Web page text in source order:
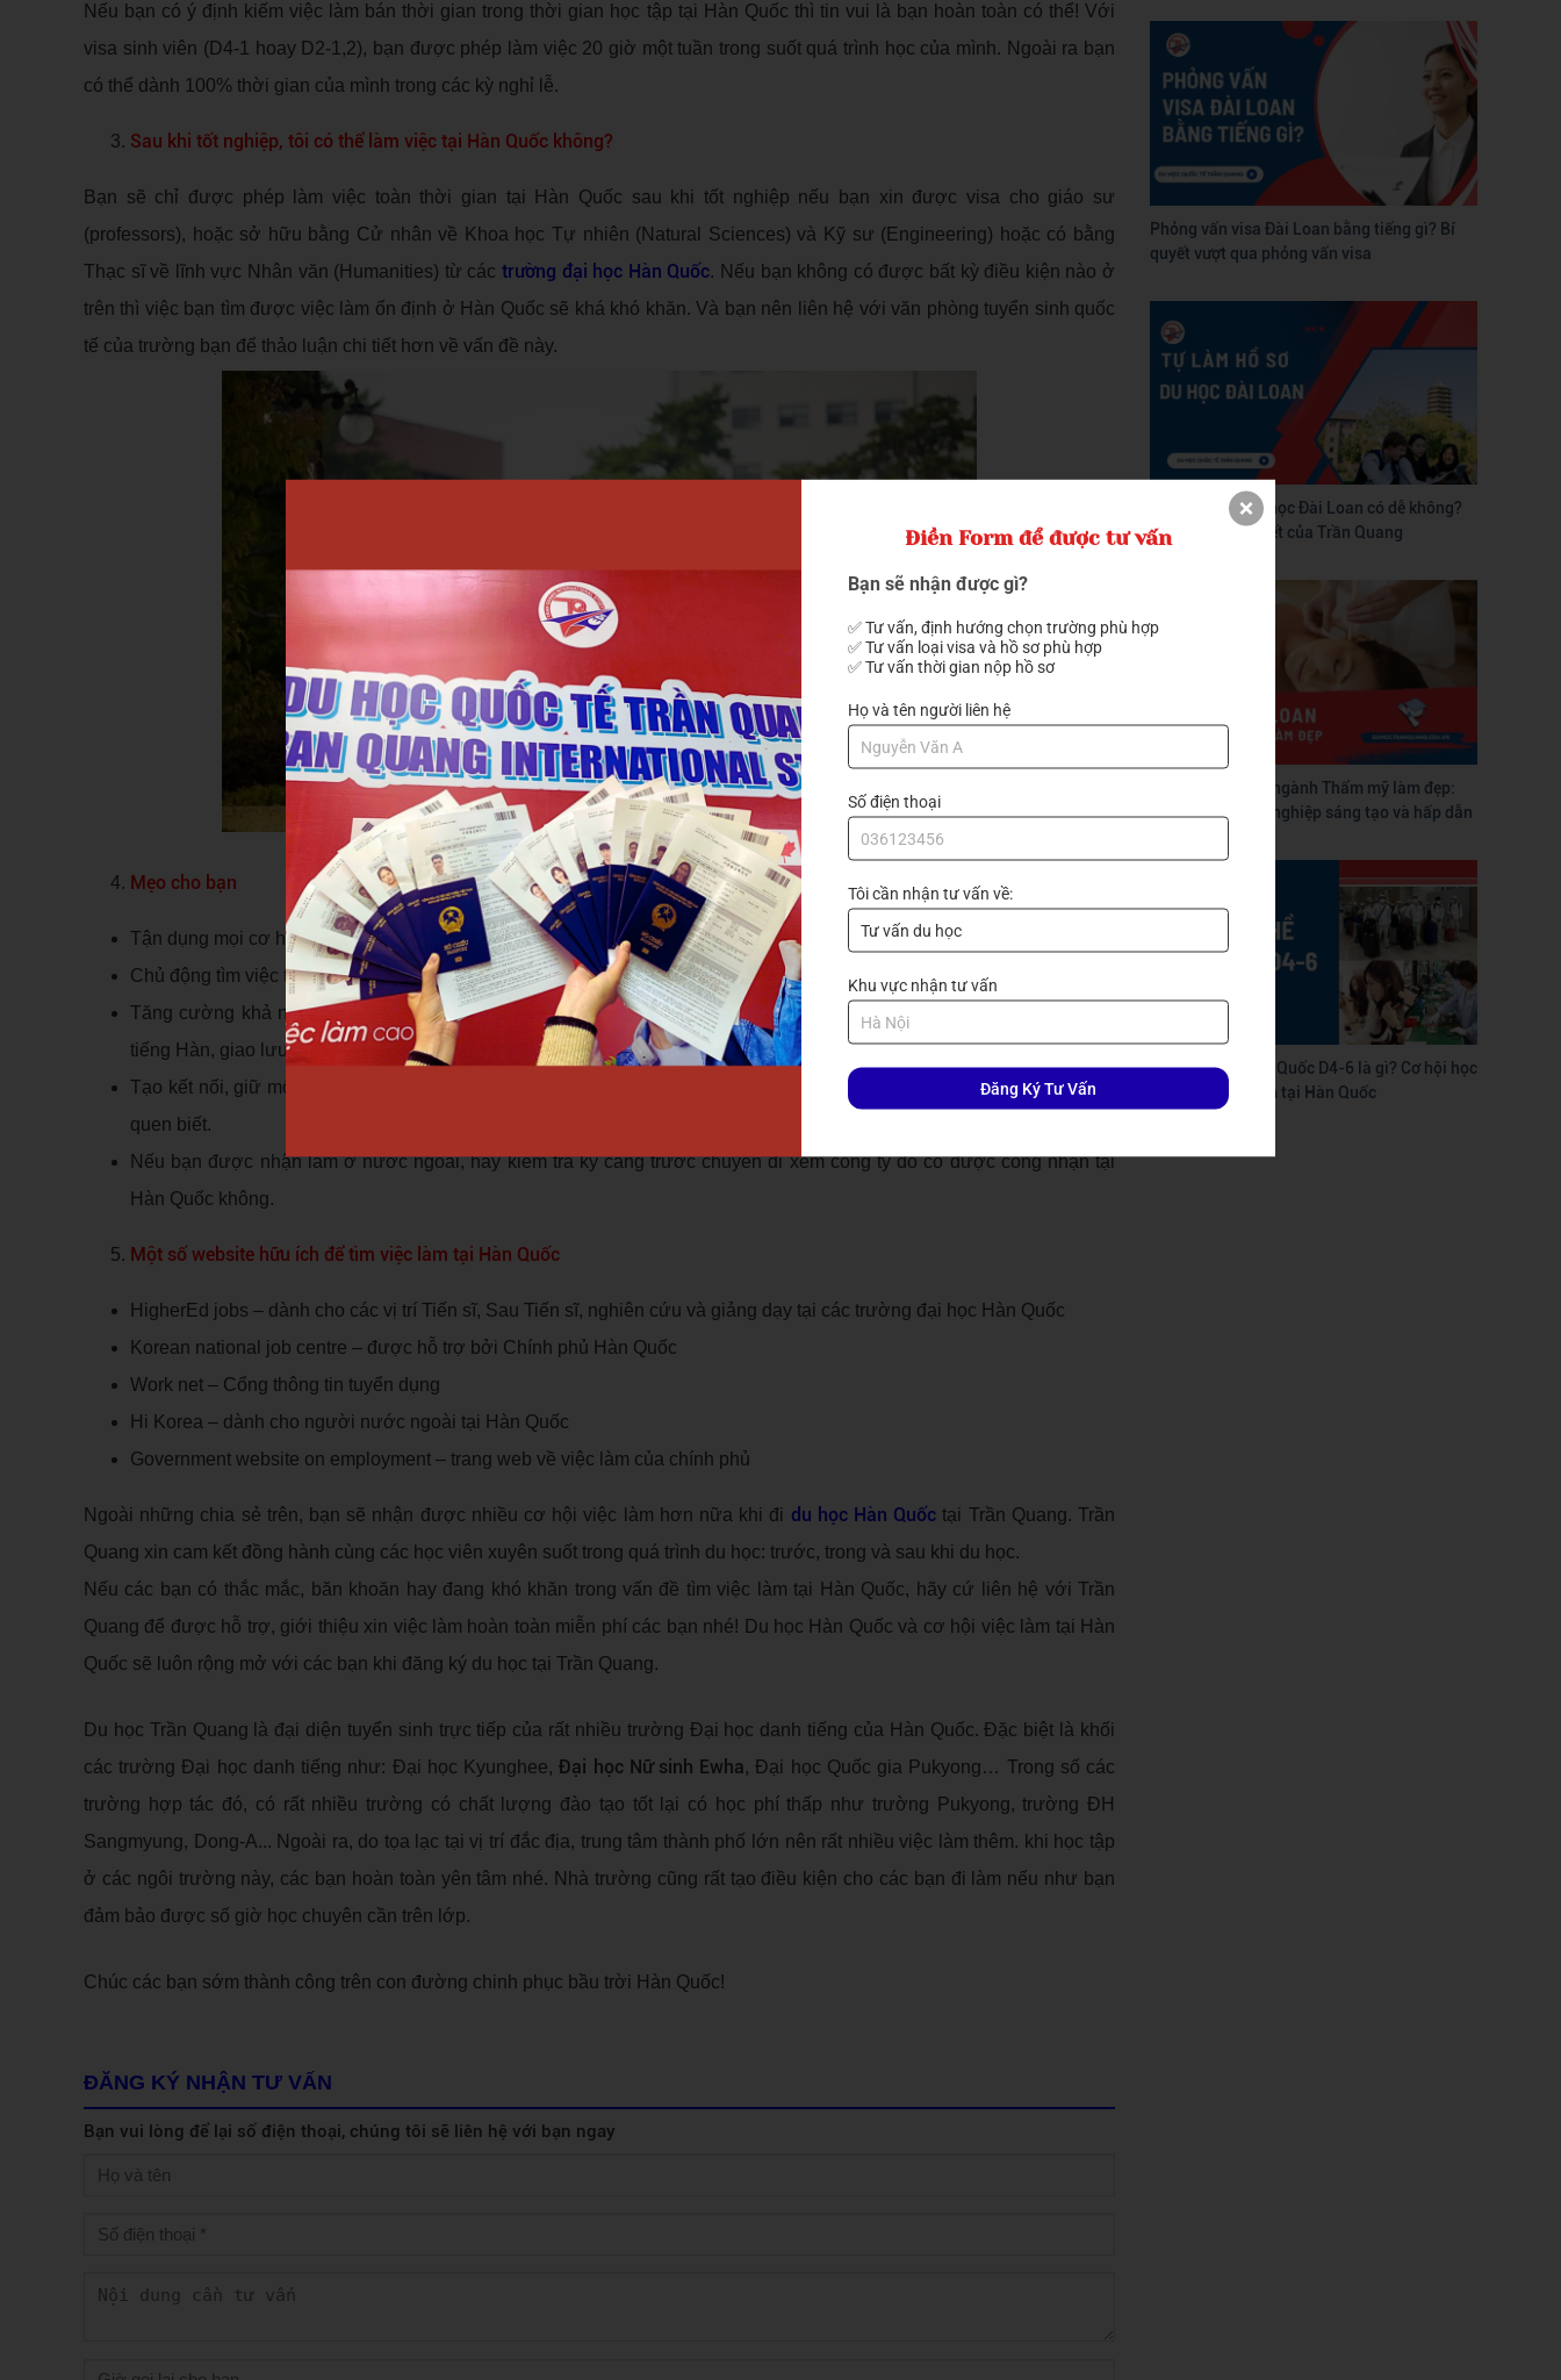
Nếu bạn có ý định kiếm việc làm bán thời gian trong thời gian học tập tại Hàn Quốc thì tin vui là bạn hoàn toàn có thể! Với
visa sinh viên (D4-1 hoay D2-1,2), bạn được phép làm việc 20 giờ một tuần trong suốt quá trình học của mình. Ngoài ra bạn
có thể dành 100% thời gian của mình trong các kỳ nghỉ lễ.
Sau khi tốt nghiệp, tôi có thể làm việc tại Hàn Quốc không?
Bạn sẽ chỉ được phép làm việc toàn thời gian tại Hàn Quốc sau khi tốt nghiệp nếu bạn xin được visa cho giáo sư
(professors), hoặc sở hữu bằng Cử nhân về Khoa học Tự nhiên (Natural Sciences) và Kỹ sư (Engineering) hoặc có bằng
Thạc sĩ về lĩnh vực Nhân văn (Humanities) từ các trường đại học Hàn Quốc. Nếu bạn không có được bất kỳ điều kiện nào ở
trên thì việc bạn tìm được việc làm ổn định ở Hàn Quốc sẽ khá khó khăn. Và bạn nên liên hệ với văn phòng tuyển sinh quốc
tế của trường bạn để thảo luận chi tiết hơn về vấn đề này.
Mẹo cho bạn
Tận dụng mọi cơ hội làm việc bạn có trong thời gian học tập tại Hàn Quốc.
Chủ động tìm việc trong mọi hoàn cảnh
Tăng cường khả năng tiếng Hàn của bạn bằng cách đầu tư vào các lớp học tiếng Hàn cũng như tham dự các kỳ thi
tiếng Hàn, giao lưu thường xuyên với người bản địa.
Tạo kết nối, giữ mối quan hệ với mọi người trong khả năng quen biết. Thị trường việc làm rất cần những mối quan hệ
quen biết.
Nếu bạn được nhận làm ở nước ngoài, hãy kiểm tra kỹ càng trước chuyến đi xem công ty đó có được công nhận tại
Hàn Quốc không.
Một số website hữu ích để tìm việc làm tại Hàn Quốc
HigherEd jobs – dành cho các vị trí Tiến sĩ, Sau Tiến sĩ, nghiên cứu và giảng dạy tại các trường đại học Hàn Quốc
Korean national job centre – được hỗ trợ bởi Chính phủ Hàn Quốc
Work net – Cổng thông tin tuyển dụng
Hi Korea – dành cho người nước ngoài tại Hàn Quốc
Government website on employment – trang web về việc làm của chính phủ
Ngoài những chia sẻ trên, bạn sẽ nhận được nhiều cơ hội việc làm hơn nữa khi đi du học Hàn Quốc tại Trần Quang. Trần
Quang xin cam kết đồng hành cùng các học viên xuyên suốt trong quá trình du học: trước, trong và sau khi du học.
Nếu các bạn có thắc mắc, băn khoăn hay đang khó khăn trong vấn đề tìm việc làm tại Hàn Quốc, hãy cứ liên hệ với Trần
Quang để được hỗ trợ, giới thiệu xin việc làm hoàn toàn miễn phí các bạn nhé! Du học Hàn Quốc và cơ hội việc làm tại Hàn
Quốc sẽ luôn rộng mở với các bạn khi đăng ký du học tại Trần Quang.
Du học Trần Quang là đại diện tuyển sinh trực tiếp của rất nhiều trường Đại học danh tiếng của Hàn Quốc. Đặc biệt là khối
các trường Đại học danh tiếng như: Đại học Kyunghee,Đại học Nữ sinh Ewha, Đại học Quốc gia Pukyong… Trong số các
trường hợp tác đó, có rất nhiều trường có chất lượng đào tạo tốt lại có học phí thấp như trường Pukyong, trường ĐH
Sangmyung, Dong-A... Ngoài ra, do tọa lạc tại vị trí đắc địa, trung tâm thành phố lớn nên rất nhiều việc làm thêm. khi học tập
ở các ngôi trường này, các bạn hoàn toàn yên tâm nhé. Nhà trường cũng rất tạo điều kiện cho các bạn đi làm nếu như bạn
đảm bảo được số giờ học chuyên cần trên lớp.
Chúc các bạn sớm thành công trên con đường chinh phục bầu trời Hàn Quốc!
ĐĂNG KÝ NHẬN TƯ VẤN
Bạn vui lòng để lại số điện thoại, chúng tôi sẽ liên hệ với bạn ngay
Phỏng vấn visa Đài Loan bằng tiếng gì? Bí
quyết vượt qua phỏng vấn visa
Tự làm hồ sơ du học Đài Loan có dễ không?
Hướng dẫn chi tiết của Trần Quang
Du học Đài Loan ngành Thẩm mỹ làm đẹp:
Con đường nghề nghiệp sáng tạo và hấp dẫn
Du học nghề Hàn Quốc D4-6 là gì? Cơ hội học
nhanh – làm sớm tại Hàn Quốc
Điền Form để được tư vấn
Bạn sẽ nhận được gì?
✅ Tư vấn, định hướng chọn trường phù hợp
✅ Tư vấn loại visa và hồ sơ phù hợp
✅ Tư vấn thời gian nộp hồ sơ
Họ và tên người liên hệ
Số điện thoại
Tôi cần nhận tư vấn về:
Khu vực nhận tư vấn
Đăng Ký Tư Vấn